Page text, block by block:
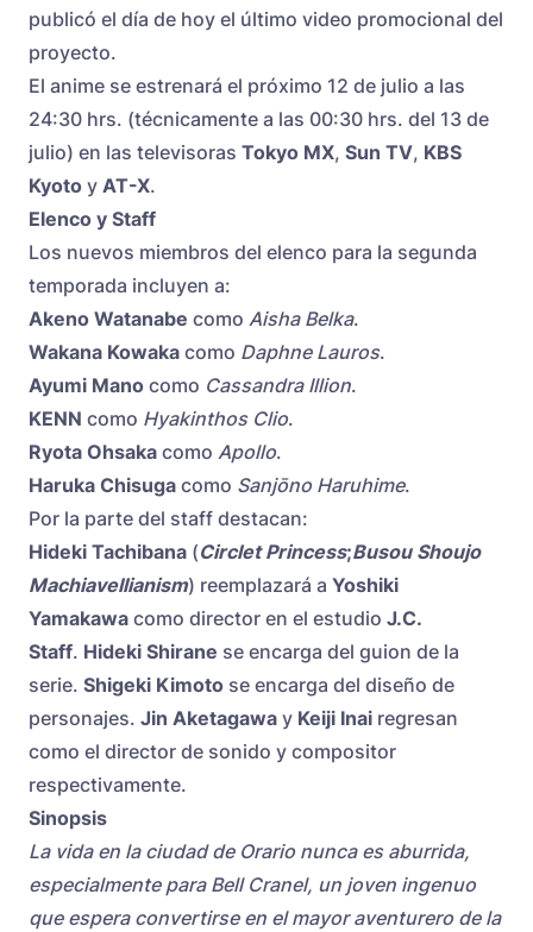
publicó el día de hoy el último video promocional del
proyecto.
El anime se estrenará el próximo 12 de julio a las
24:30 hrs. (técnicamente a las 00:30 hrs. del 13 de
julio) en las televisoras Tokyo MX, Sun TV, KBS
Kyoto y AT-X.
Elenco y Staff
Los nuevos miembros del elenco para la segunda
temporada incluyen a:
Akeno Watanabe como Aisha Belka.
Wakana Kowaka como Daphne Lauros.
Ayumi Mano como Cassandra Illion.
KENN como Hyakinthos Clio.
Ryota Ohsaka como Apollo.
Haruka Chisuga como Sanjōno Haruhime.
Por la parte del staff destacan:
Hideki Tachibana (Circlet Princess;Busou Shoujo
Machiavellianism) reemplazará a Yoshiki
Yamakawa como director en el estudio J.C.
Staff. Hideki Shirane se encarga del guion de la
serie. Shigeki Kimoto se encarga del diseño de
personajes. Jin Aketagawa y Keiji Inai regresan
como el director de sonido y compositor
respectivamente.
Sinopsis
La vida en la ciudad de Orario nunca es aburrida,
especialmente para Bell Cranel, un joven ingenuo
que espera convertirse en el mayor aventurero de la